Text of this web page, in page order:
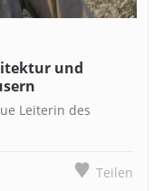
und
Leiterin des
Teilen